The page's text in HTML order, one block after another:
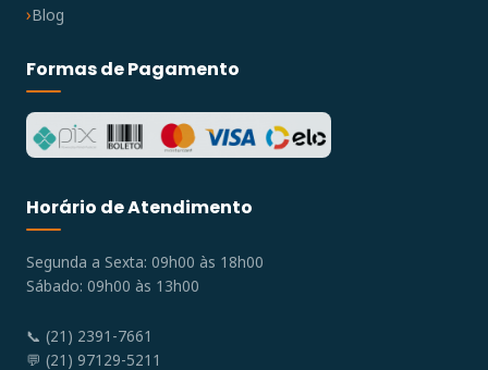
Blog
Formas de Pagamento
Horário de Atendimento
Segunda a Sexta: 09h00 às 18h00
Sábado: 09h00 às 13h00
📞 (21) 2391-7661
💬 (21) 97129-5211